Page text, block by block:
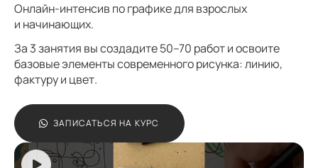
Онлайн-интенсив по графике для взрослых
и начинающих.
За 3 занятия вы создадите 50–70 работ и освоите
базовые элементы современного рисунка: линию,
фактуру и цвет.
ЗАПИСАТЬСЯ НА КУРС